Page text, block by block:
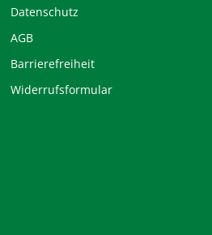
Datenschutz
AGB
Barrierefreiheit
Widerrufsformular